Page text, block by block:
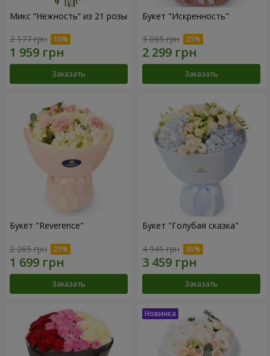
Микс “Нежность” из 21 розы
2 177 грн
Заказать
Букет "Искренность"
3 065 грн
Заказать
Букет "Reverence"
2 265 грн
Заказать
Букет "Голубая сказка"
4 941 грн
Заказать